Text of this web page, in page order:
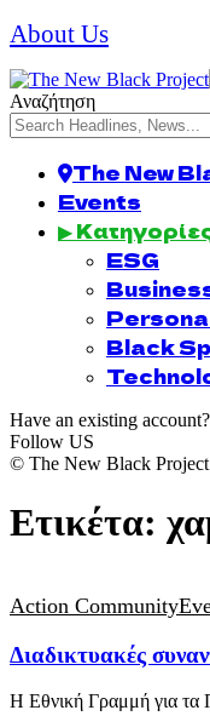
About Us
Αναζήτηση
The New
Events
▶
ESG
Black
Have an existing account?
Follow US
© The New Black
Ετικέτα:
Action Community
Διαδικτυακές
Η Εθνική Γραμμή για τα